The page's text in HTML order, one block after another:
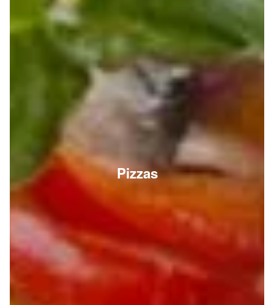
Pizzas